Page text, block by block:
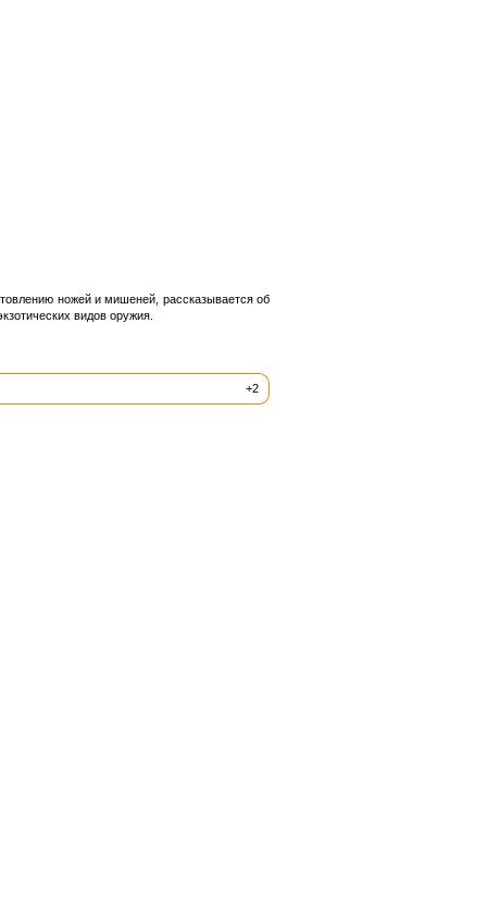
ножей и мишеней, рассказывается об
видов оружия.
+2